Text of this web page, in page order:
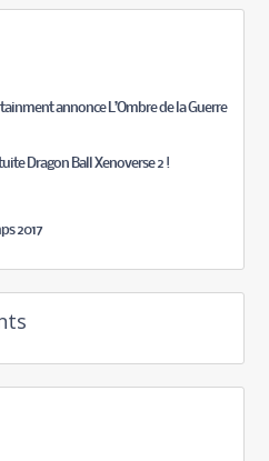
annonce L’Ombre de la Guerre
Dragon Ball Xenoverse 2 !
2017